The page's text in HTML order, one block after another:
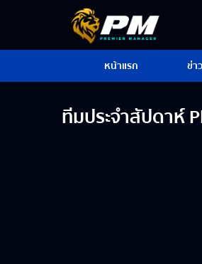
หน้าแรก ข่า
ทีมประจำสัปดาห์